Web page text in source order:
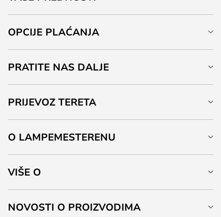
OPCIJE PLAĆANJA
PRATITE NAS DALJE
PRIJEVOZ TERETA
O LAMPEMESTERENU
VIŠE O
NOVOSTI O PROIZVODIMA